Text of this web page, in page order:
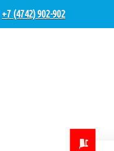
+7 (4742) 902-902